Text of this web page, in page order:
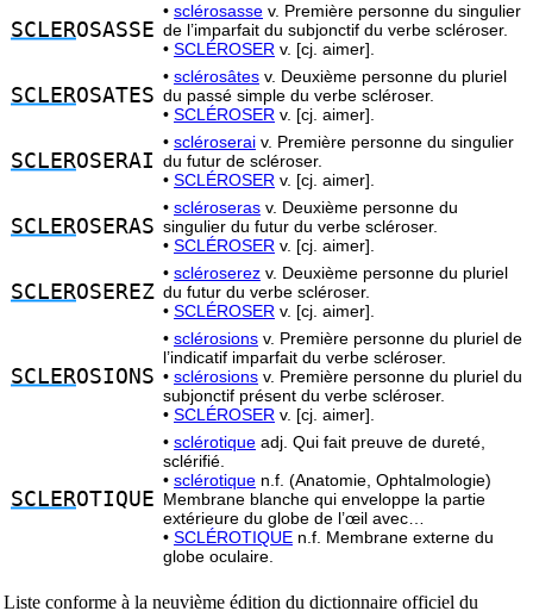
SCLEROSASSE
• sclérosasse v. Première personne du singulier
de l’imparfait du subjonctif du verbe scléroser.
• SCLÉROSER v. [cj. aimer].
SCLEROSATES
• sclérosâtes v. Deuxième personne du pluriel
du passé simple du verbe scléroser.
• SCLÉROSER v. [cj. aimer].
SCLEROSERAI
• scléroserai v. Première personne du singulier
du futur de scléroser.
• SCLÉROSER v. [cj. aimer].
SCLEROSERAS
• scléroseras v. Deuxième personne du
singulier du futur du verbe scléroser.
• SCLÉROSER v. [cj. aimer].
SCLEROSEREZ
• scléroserez v. Deuxième personne du pluriel
du futur du verbe scléroser.
• SCLÉROSER v. [cj. aimer].
SCLEROSIONS
• sclérosions v. Première personne du pluriel de
l’indicatif imparfait du verbe scléroser.
• sclérosions v. Première personne du pluriel du
subjonctif présent du verbe scléroser.
• SCLÉROSER v. [cj. aimer].
SCLEROTIQUE
• sclérotique adj. Qui fait preuve de dureté,
sclérifié.
• sclérotique n.f. (Anatomie, Ophtalmologie)
Membrane blanche qui enveloppe la partie
extérieure du globe de l’œil avec…
• SCLÉROTIQUE n.f. Membrane externe du
globe oculaire.
Liste conforme à la neuvième édition du dictionnaire officiel du